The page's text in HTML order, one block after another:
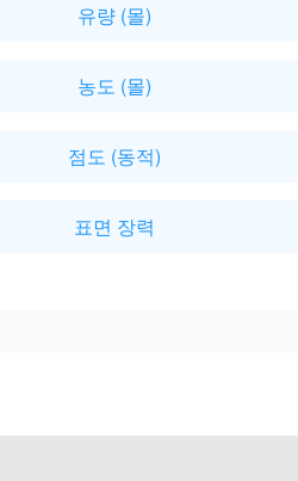
유량 (몰)
농도 (몰)
점도 (동적)
표면 장력